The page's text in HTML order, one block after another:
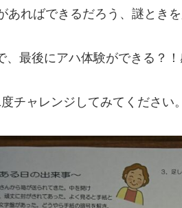
あればできるだろう、謎ときを
最後にアハ体験ができる？！
チャレンジしてみてください。